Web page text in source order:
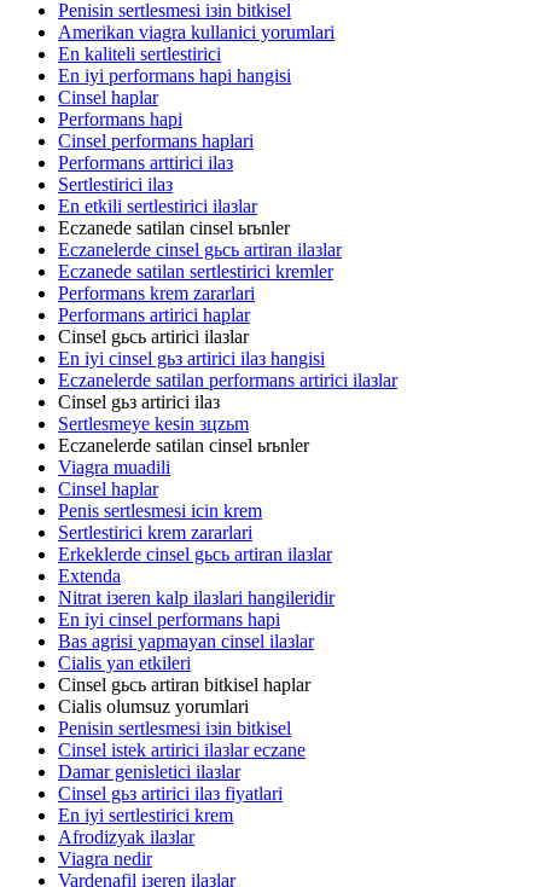
Penisin sertlesmesi iзin bitkisel
Amerikan viagra kullanici yorumlari
En kaliteli sertlestirici
En iyi performans hapi hangisi
Cinsel haplar
Performans hapi
Cinsel performans haplari
Performans arttirici ilaз
Sertlestirici ilaз
En etkili sertlestirici ilaзlar
Eczanede satilan cinsel ьrьnler
Eczanelerde cinsel gьcь artiran ilaзlar
Eczanede satilan sertlestirici kremler
Performans krem zararlari
Performans artirici haplar
Cinsel gьcь artirici ilaзlar
En iyi cinsel gьз artirici ilaз hangisi
Eczanelerde satilan performans artirici ilaзlar
Cinsel gьз artirici ilaз
Sertlesmeye kesin зцzьm
Eczanelerde satilan cinsel ьrьnler
Viagra muadili
Cinsel haplar
Penis sertlesmesi icin krem
Sertlestirici krem zararlari
Erkeklerde cinsel gьcь artiran ilaзlar
Extenda
Nitrat iзeren kalp ilaзlari hangileridir
En iyi cinsel performans hapi
Bas agrisi yapmayan cinsel ilaзlar
Cialis yan etkileri
Cinsel gьcь artiran bitkisel haplar
Cialis olumsuz yorumlari
Penisin sertlesmesi iзin bitkisel
Cinsel istek artirici ilaзlar eczane
Damar genisletici ilaзlar
Cinsel gьз artirici ilaз fiyatlari
En iyi sertlestirici krem
Afrodizyak ilaзlar
Viagra nedir
Vardenafil iзeren ilaзlar